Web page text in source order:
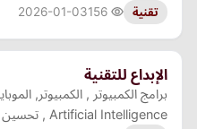
تقنية 2026-01-03
الإبداع للتقنية
Artificial Intelligence , تحسين محركات البحث , SEO